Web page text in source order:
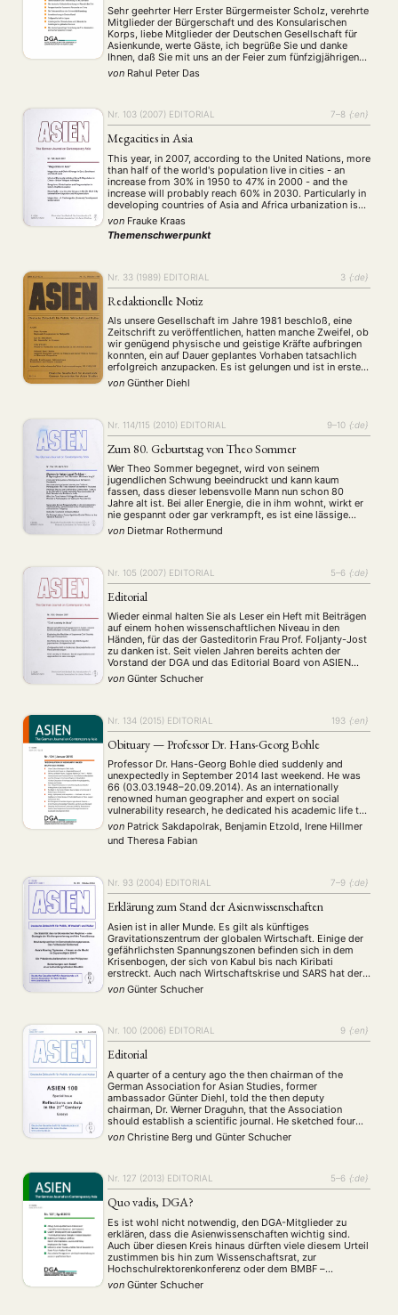
NEWS ASIEN ARBEITSKREISE VERANSTALTUNGEN EXPERTISE
ANGEBOTE
Sehr geehrter Herr Erster Bürgermeister Scholz, verehrte
Mitglieder der Bürgerschaft und des Konsularischen
Korps, liebe Mitglieder der Deutschen Gesellschaft für
Asienkunde, werte Gäste, ich begrüße Sie und danke
Ihnen, daß Sie mit uns an der Feier zum fünfzigjährigen
Bestehen der Deutschen Gesellschaft für Asienkunde
teilnehmen. Aufrichtig bedanken möchte ich mich bei
von Rahul Peter Das
Nr. 103 (2007) EDITORIAL 7–8 {:en}
Megacities in Asia
This year, in 2007, according to the United Nations, more
than half of the world's population live in cities - an
increase from 30% in 1950 to 47% in 2000 - and the
increase will probably reach 60% in 2030. Particularly in
developing countries of Asia and Africa urbanization is
proceeding rapidly. Megacities, i.e. cities …
von Frauke Kraas
Themenschwerpunkt
Nr. 33 (1989) EDITORIAL 3 {:de}
Redaktionelle Notiz
Als unsere Gesellschaft im Jahre 1981 beschloß, eine
Zeitschrift zu veröffentlichen, hatten manche Zweifel, ob
wir genügend physische und geistige Kräfte aufbringen
konnten, ein auf Dauer geplantes Vorhaben tatsachlich
erfolgreich anzupacken. Es ist gelungen und ist in erster
Linie unserem Freund Prof. Dr. Bernhard Dahm zu
verdanken, der 32 Nummern der Zeitschrift als
von Günther Diehl
Nr. 114/115 (2010) EDITORIAL 9–10 {:de}
Zum 80. Geburtstag von Theo Sommer
Wer Theo Sommer begegnet, wird von seinem
jugendlichen Schwung beeindruckt und kann kaum
fassen, dass dieser lebensvolle Mann nun schon 80
Jahre alt ist. Bei aller Energie, die in ihm wohnt, wirkt er
nie gespannt oder gar verkrampft, es ist eine lässige
Energie, die er ausstrahlt und die andere Menschen in
ihren Bann zieht. Er …
von Dietmar Rothermund
Nr. 105 (2007) EDITORIAL 5–6 {:de}
Editorial
Wieder einmal halten Sie als Leser ein Heft mit Beiträgen
auf einem hohen wissenschaftlichen Niveau in den
Händen, für das der Gasteditorin Frau Prof. Foljanty-Jost
zu danken ist. Seit vielen Jahren bereits achten der
Vorstand der DGA und das Editorial Board von ASIEN
darauf, das Niveau der Zeitschrift zu erhöhen. Und die
Ergebnisse können sich …
von Günter Schucher
Nr. 134 (2015) EDITORIAL 193 {:en}
Obituary — Professor Dr. Hans-Georg Bohle
Professor Dr. Hans-Georg Bohle died suddenly and
unexpectedly in September 2014 last weekend. He was
66 (03.03.1948–20.09.2014). As an internationally
renowned human geographer and expert on social
vulnerability research, he dedicated his academic life to
deciphering the sociospatial production of poverty and
exclusion in the Global South. We have lost a captivating
teacher and advisor, …
von Patrick Sakdapolrak, Benjamin Etzold, Irene Hillmer
und Theresa Fabian
Nr. 93 (2004) EDITORIAL 7–9 {:de}
Erklärung zum Stand der Asienwissenschaften
Asien ist in aller Munde. Es gilt als künftiges
Gravitationszentrum der globalen Wirtschaft. Einige der
gefährlichsten Spannungszonen befinden sich in dem
Krisenbogen, der sich von Kabul bis nach Kiribati
erstreckt. Auch nach Wirtschaftskrise und SARS hat der
asiatisch-pazifische Raum nicht an Attraktivität verloren.
Angesichts der wirtschaftlichen Lage in Deutschland und
von Günter Schucher
Nr. 100 (2006) EDITORIAL 9 {:en}
Editorial
A quarter of a century ago the then chairman of the
German Association for Asian Studies, former
ambassador Günter Diehl, told the then deputy
chairman, Dr. Werner Draguhn, that the Association
should establish a scientific journal. He sketched four
rectangles on a piece of paper, wrote ASIEN in the top
one and declared that this …
von Christine Berg und Günter Schucher
Nr. 127 (2013) EDITORIAL 5–6 {:de}
Quo vadis, DGA?
Es ist wohl nicht notwendig, den DGA-Mitglieder zu
erklären, dass die Asienwissenschaften wichtig sind.
Auch über diesen Kreis hinaus dürften viele diesem Urteil
zustimmen bis hin zum Wissenschaftsrat, zur
Hochschulrektorenkonferenz oder dem BMBF –
Institutionen, die in den letzten Jahren verschiedentlich
zum Erhalt der Regionalwissenschaften oder der „kleinen
von Günter Schucher